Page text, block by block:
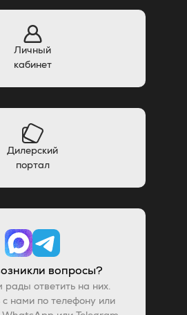
Личный
кабинет
Дилерский
портал
вопросы?
ответить на них.
нами по телефону или